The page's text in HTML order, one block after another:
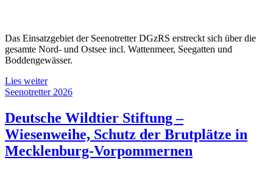
Das Einsatzgebiet der Seenotretter DGzRS erstreckt sich über die
gesamte Nord- und Ostsee incl. Wattenmeer, Seegatten und
Boddengewässer.
Lies weiter
Seenotretter 2026
Deutsche Wildtier Stiftung –
Wiesenweihe, Schutz der Brutplätze in
Mecklenburg-Vorpommernen